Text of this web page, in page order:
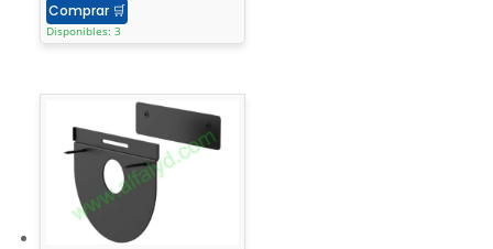
Comprar 🛒
Disponibles: 3